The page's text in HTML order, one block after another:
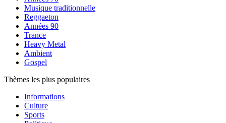
Musique traditionnelle
Reggaeton
Années 90
Trance
Heavy Metal
Ambient
Gospel
Thèmes les plus populaires
Informations
Culture
Sports